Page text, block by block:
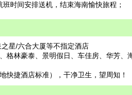
时间安排送机，结束海南愉快旅程；
星/六合大厦等不指定酒店
格林豪泰、景明假日、车佳房、华芳
快捷酒店标准），干净卫生，望周知！